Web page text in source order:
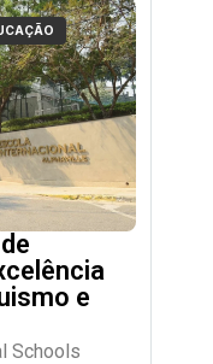
e
Schools